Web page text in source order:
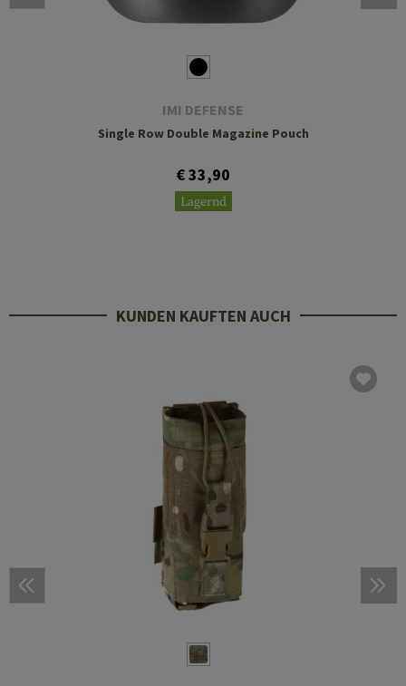
IMI DEFENSE
Single Row Double Magazine Pouch
€ 33,90
Lagernd
KUNDEN KAUFTEN AUCH